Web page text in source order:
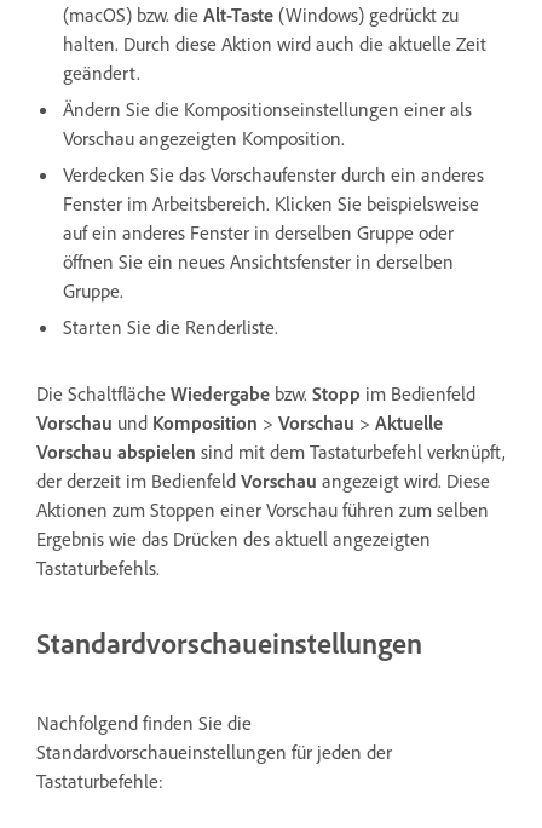
(macOS) bzw. die Alt-Taste (Windows) gedrückt zu
halten. Durch diese Aktion wird auch die aktuelle Zeit
geändert.
Ändern Sie die Kompositionseinstellungen einer als
Vorschau angezeigten Komposition.
Verdecken Sie das Vorschaufenster durch ein anderes
Fenster im Arbeitsbereich. Klicken Sie beispielsweise
auf ein anderes Fenster in derselben Gruppe oder
öffnen Sie ein neues Ansichtsfenster in derselben
Gruppe.
Starten Sie die Renderliste.
Die Schaltfläche Wiedergabe bzw. Stopp im Bedienfeld
Vorschau und Komposition > Vorschau > Aktuelle
Vorschau abspielen sind mit dem Tastaturbefehl verknüpft,
der derzeit im Bedienfeld Vorschau angezeigt wird. Diese
Aktionen zum Stoppen einer Vorschau führen zum selben
Ergebnis wie das Drücken des aktuell angezeigten
Tastaturbefehls.
Standardvorschaueinstellungen
Nachfolgend finden Sie die
Standardvorschaueinstellungen für jeden der
Tastaturbefehle: